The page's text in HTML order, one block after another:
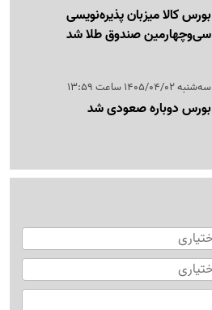
بورس کالا میزبان پذیره‌نویسی
سی‌وچهارمین صندوق طلا شد
سه‌شنبه 1405/04/02 ساعت 13:59
بورس دوباره صعودی شد